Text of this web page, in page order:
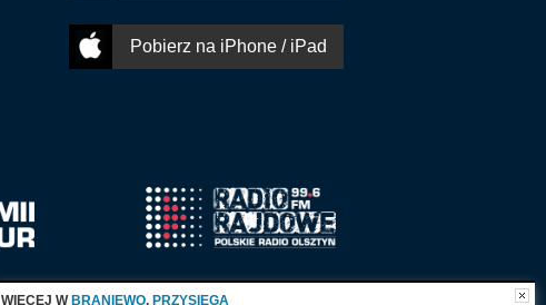
Pobierz na iPhone / iPad
WIĘCEJ W BRANIEWO, PRZYSIĘGA